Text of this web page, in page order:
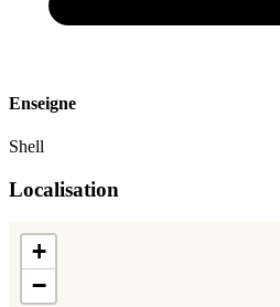
Enseigne
Shell
Localisation
+
−